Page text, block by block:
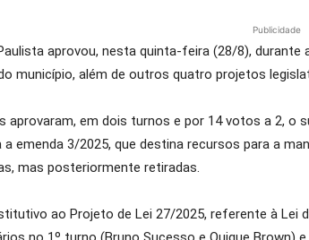
Publicidade
aprovou, nesta quinta-feira (28/8), durante
município, além de outros quatro projetos
aprovaram, em dois turnos e por 14 votos a 2, o
emenda 3/2025, que destina recursos para a
mas posteriormente retiradas.
ao Projeto de Lei 27/2025, referente à Lei